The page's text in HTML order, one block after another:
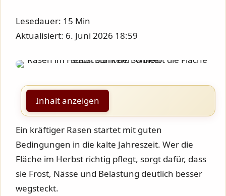
Lesedauer: 15 Min
Aktualisiert: 6. Juni 2026 18:59
Inhalt anzeigen
Ein kräftiger Rasen startet mit guten
Bedingungen in die kalte Jahreszeit. Wer die
Fläche im Herbst richtig pflegt, sorgt dafür, dass
sie Frost, Nässe und Belastung deutlich besser
wegsteckt.